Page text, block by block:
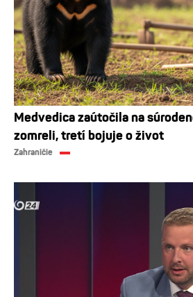
Medvedica zaútočila na
zomreli, tretí bojuje o život
Zahraničie